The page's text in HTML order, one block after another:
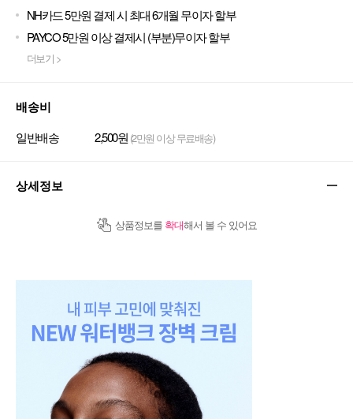
NH카드 5만원 결제 시 최대 6개월 무이자 할부
PAYCO 5만원 이상 결제시 (부분)무이자 할부
더보기 >
배송비
일반배송 2,500원 (2만원 이상 무료배송)
상세정보
상품정보를 확대해서 볼 수 있어요